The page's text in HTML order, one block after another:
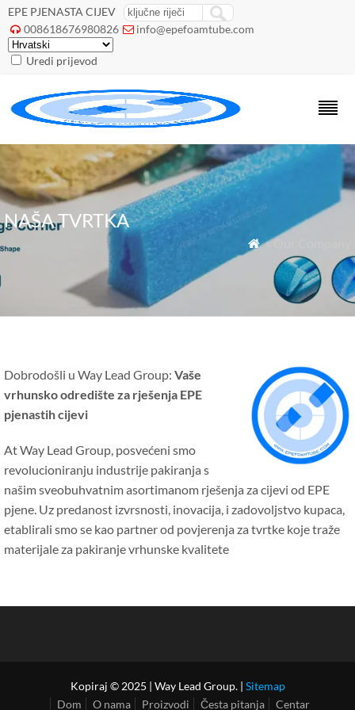
EPE PJENASTA CIJEV
 008618676980826  info@epefoamtube.com
Uredi prijevod
NAŠA TVRTKA
 » Our Company
Dobrodošli u Way Lead Group: Vaše
vrhunsko odredište za rješenja EPE
pjenastih cijevi
At Way Lead Group, posvećeni smo
revolucioniranju industrije pakiranja s
našim sveobuhvatnim asortimanom rješenja za cijevi od EPE
pjene. Uz predanost izvrsnosti, inovacija, i zadovoljstvo kupaca,
etablirali smo se kao partner od povjerenja za tvrtke koje traže
materijale za pakiranje vrhunske kvalitete
Kopiraj © 2025 | Way Lead Group. | Sitemap
Dom
O nama Proizvodi Česta pitanja
Centar